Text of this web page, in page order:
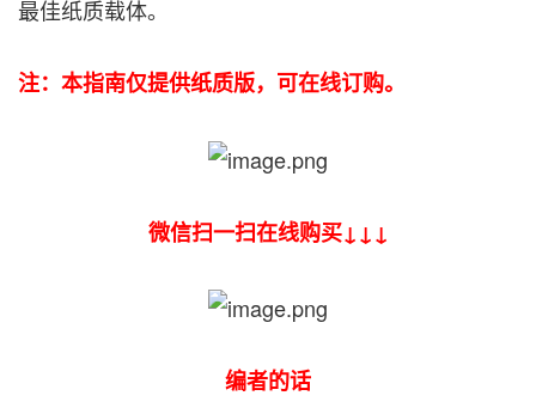
最佳纸质载体。
注：本指南仅提供纸质版，可在线订购。
微信扫一扫在线购买↓↓↓
编者的话